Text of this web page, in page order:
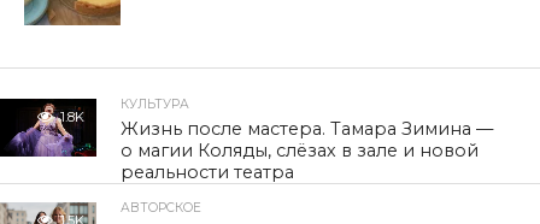
1.8K
КУЛЬТУРА
Жизнь после мастера. Тамара Зимина —
о магии Коляды, слёзах в зале и новой
реальности театра
1.5K
АВТОРСКОЕ